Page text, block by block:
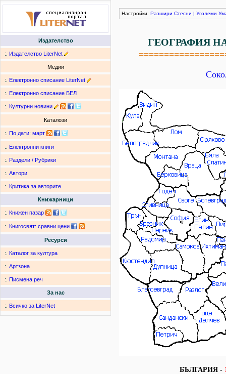
Издателство
:. Издателство LiterNet
Медии
:. Електронно списание LiterNet
:. Електронно списание БЕЛ
:. Културни новини
Каталози
:. По дати: март
:. Електронни книги
:. Раздели / Рубрики
:. Автори
:. Критика за авторите
Книжарници
:. Книжен пазар
:. Книгосвят: сравни цени
Ресурси
:. Каталог за култура
:. Артзона
:. Писмена реч
За нас
:. Всичко за LiterNet
Настройки: Разшири Стесни | Уголеми
ГЕОГРАФИЯ
БЪЛГАРИЯ -